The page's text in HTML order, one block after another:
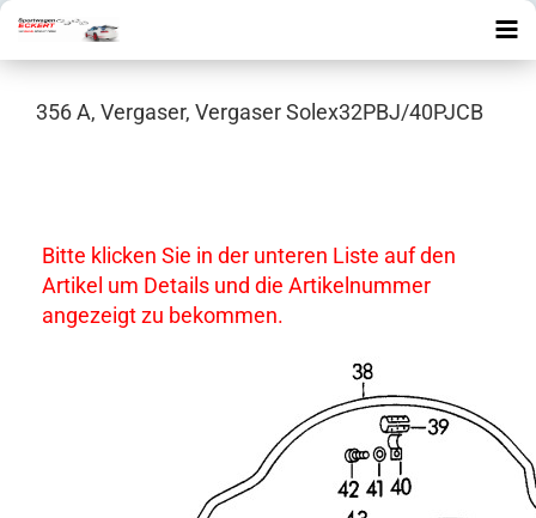
356 A, Vergaser, Vergaser Solex32PBJ/40PJCB
Bitte klicken Sie in der unteren Liste auf den
Artikel um Details und die Artikelnummer
angezeigt zu bekommen.